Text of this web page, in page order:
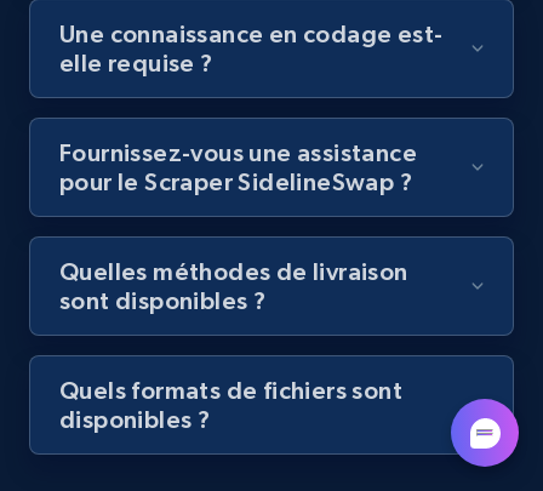
Video length, Likes, Views, and more.
8.1K+ 714+ Essai gratuit
Amazon Reviews
URL, Product name, Product rating, Product
rating object, Product rating max, Rating,
Author name, Asin, and more.
7.4K+ 870+ Essai gratuit
Une connaissance en codage est-
elle requise ?
Fournissez-vous une assistance
pour le Scraper SidelineSwap ?
Quelles méthodes de livraison
sont disponibles ?
Quels formats de fichiers sont
disponibles ?